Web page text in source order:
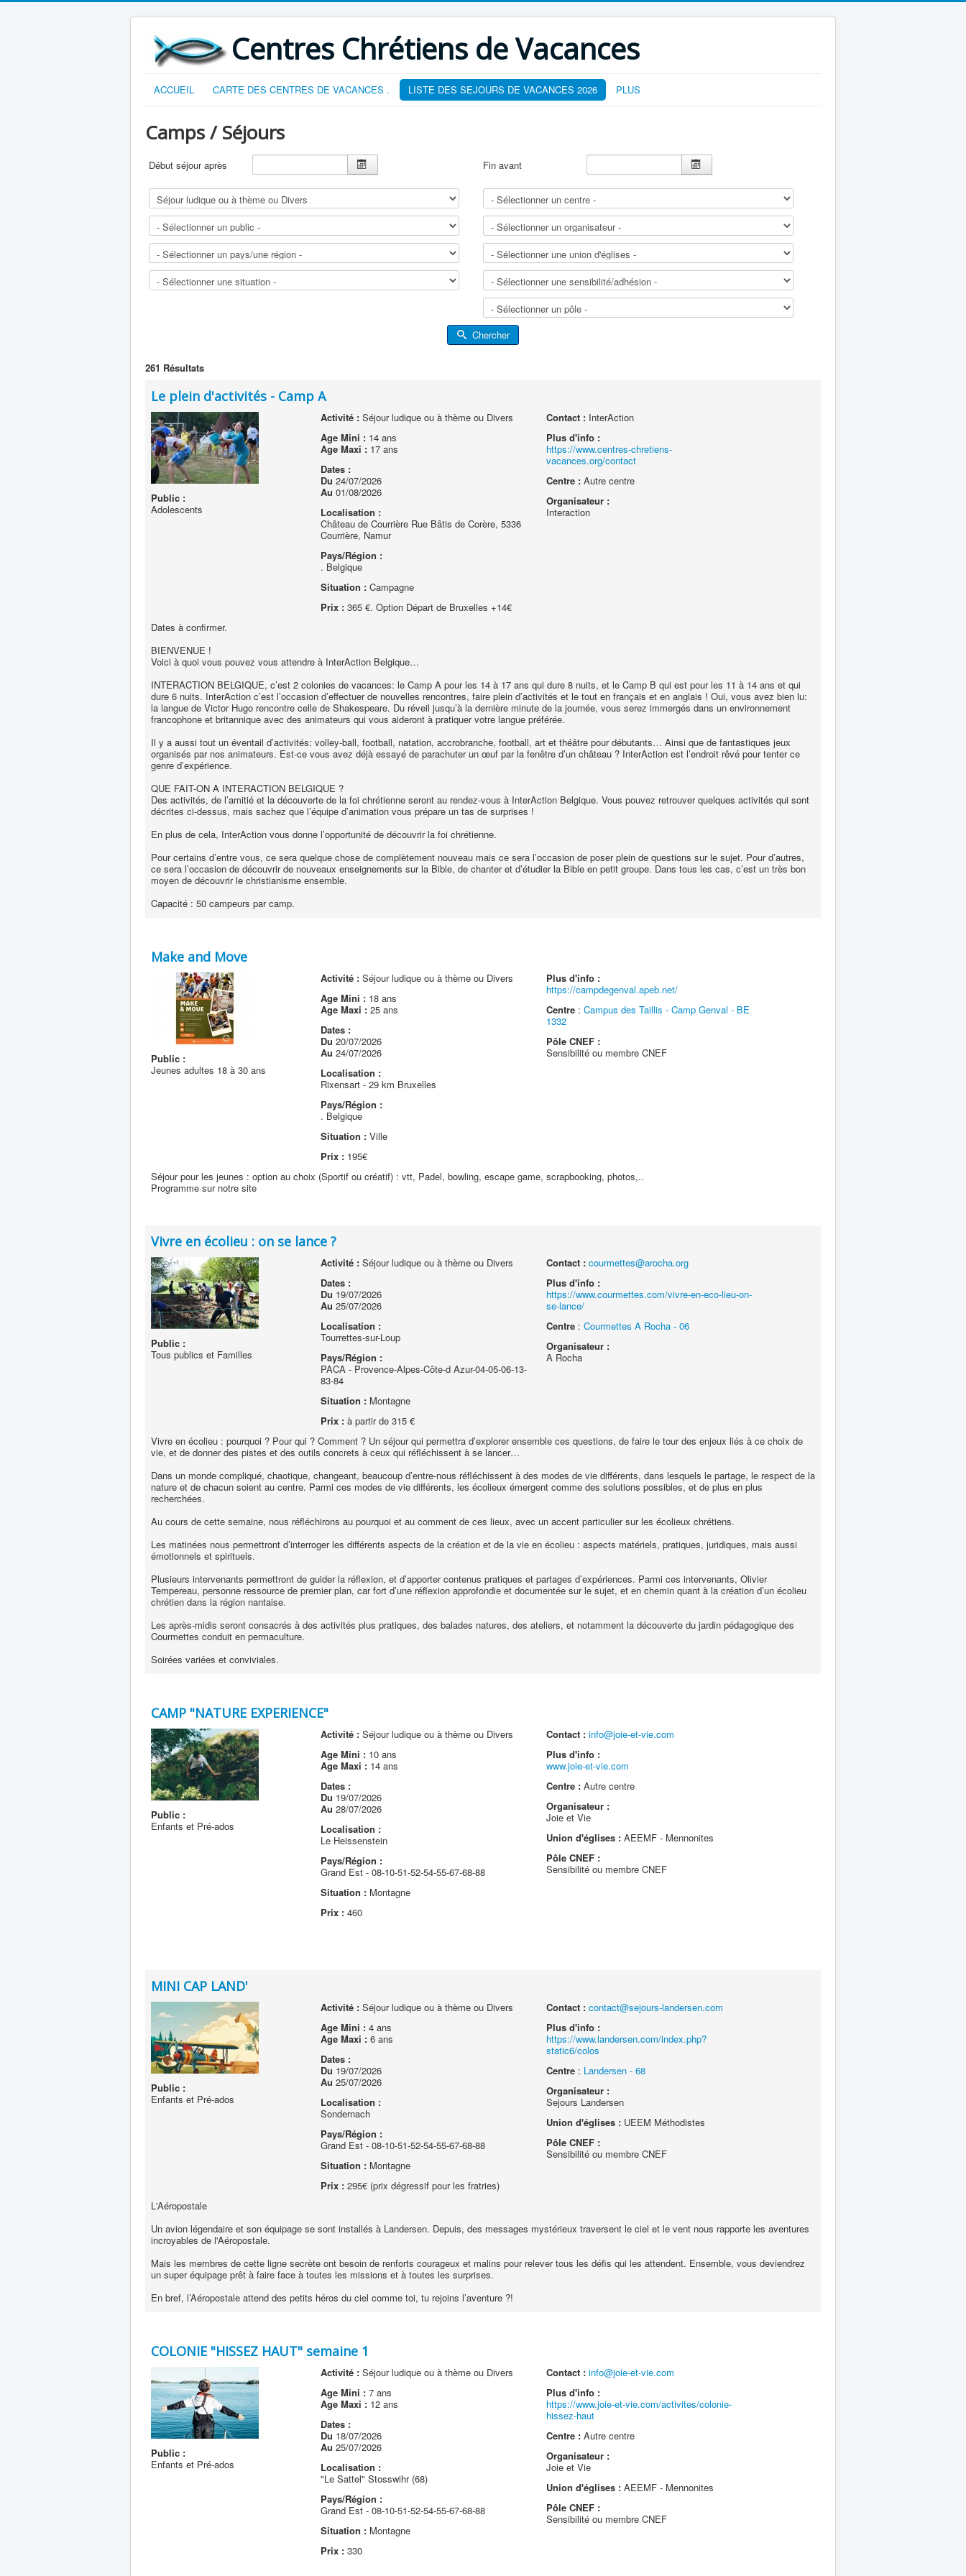
Centres Chrétiens de Vacances
ACCUEIL CARTE DES CENTRES DE VACANCES . LISTE DES SEJOURS DE VACANCES 2026 PLUS
Camps / Séjours
Début séjour après Fin avant
Chercher
261 Résultats
Le plein d'activités - Camp A
Public :
Adolescents
Activité :Séjour ludique ou à thème ou Divers
Age Mini :14 ans
Age Maxi :17 ans
Dates :
Du 24/07/2026
Au 01/08/2026
Localisation :
Château de Courrière Rue Bâtis de Corère, 5336
Courrière, Namur
Pays/Région :
. Belgique
Situation :Campagne
Prix :365 €. Option Départ de Bruxelles +14€
Contact : InterAction
Plus d'info :
https://www.centres-chretiens-
vacances.org/contact
Centre : Autre centre
Organisateur :
Interaction
Dates à confirmer.
BIENVENUE !
Voici à quoi vous pouvez vous attendre à InterAction Belgique…
INTERACTION BELGIQUE, c’est 2 colonies de vacances: le Camp A pour les 14 à 17 ans qui dure 8 nuits, et le Camp B qui est pour les 11 à 14 ans et qui
dure 6 nuits. InterAction c’est l’occasion d’effectuer de nouvelles rencontres, faire plein d’activités et le tout en français et en anglais ! Oui, vous avez bien lu:
la langue de Victor Hugo rencontre celle de Shakespeare. Du réveil jusqu’à la dernière minute de la journée, vous serez immergés dans un environnement
francophone et britannique avec des animateurs qui vous aideront à pratiquer votre langue préférée.
Il y a aussi tout un éventail d’activités: volley-ball, football, natation, accrobranche, football, art et théâtre pour débutants… Ainsi que de fantastiques jeux
organisés par nos animateurs. Est-ce vous avez déjà essayé de parachuter un œuf par la fenêtre d’un château ? InterAction est l’endroit rêvé pour tenter ce
genre d’expérience.
QUE FAIT-ON A INTERACTION BELGIQUE ?
Des activités, de l’amitié et la découverte de la foi chrétienne seront au rendez-vous à InterAction Belgique. Vous pouvez retrouver quelques activités qui sont
décrites ci-dessus, mais sachez que l’équipe d’animation vous prépare un tas de surprises !
En plus de cela, InterAction vous donne l’opportunité de découvrir la foi chrétienne.
Pour certains d’entre vous, ce sera quelque chose de complètement nouveau mais ce sera l’occasion de poser plein de questions sur le sujet. Pour d’autres,
ce sera l’occasion de découvrir de nouveaux enseignements sur la Bible, de chanter et d’étudier la Bible en petit groupe. Dans tous les cas, c’est un très bon
moyen de découvrir le christianisme ensemble.
Capacité : 50 campeurs par camp.
Make and Move
Public :
Jeunes adultes 18 à 30 ans
Activité :Séjour ludique ou à thème ou Divers
Age Mini :18 ans
Age Maxi :25 ans
Dates :
Du 20/07/2026
Au 24/07/2026
Localisation :
Rixensart - 29 km Bruxelles
Pays/Région :
. Belgique
Situation :Ville
Prix :195€
Plus d'info :
https://campdegenval.apeb.net/
Centre :Campus des Taillis - Camp Genval - BE
1332
Pôle CNEF :
Sensibilité ou membre CNEF
Séjour pour les jeunes : option au choix (Sportif ou créatif) : vtt, Padel, bowling, escape game, scrapbooking, photos,..
Programme sur notre site
Vivre en écolieu : on se lance ?
Public :
Tous publics et Familles
Activité :Séjour ludique ou à thème ou Divers
Dates :
Du 19/07/2026
Au 25/07/2026
Localisation :
Tourrettes-sur-Loup
Pays/Région :
PACA - Provence-Alpes-Côte-d Azur-04-05-06-13-
83-84
Situation :Montagne
Prix :à partir de 315 €
Contact : courmettes@arocha.org
Plus d'info :
https://www.courmettes.com/vivre-en-eco-lieu-on-
se-lance/
Centre :Courmettes A Rocha - 06
Organisateur :
A Rocha
Vivre en écolieu : pourquoi ? Pour qui ? Comment ? Un séjour qui permettra d’explorer ensemble ces questions, de faire le tour des enjeux liés à ce choix de
vie, et de donner des pistes et des outils concrets à ceux qui réfléchissent à se lancer…
Dans un monde compliqué, chaotique, changeant, beaucoup d’entre-nous réfléchissent à des modes de vie différents, dans lesquels le partage, le respect de la
nature et de chacun soient au centre. Parmi ces modes de vie différents, les écolieux émergent comme des solutions possibles, et de plus en plus
recherchées.
Au cours de cette semaine, nous réfléchirons au pourquoi et au comment de ces lieux, avec un accent particulier sur les écolieux chrétiens.
Les matinées nous permettront d’interroger les différents aspects de la création et de la vie en écolieu : aspects matériels, pratiques, juridiques, mais aussi
émotionnels et spirituels.
Plusieurs intervenants permettront de guider la réflexion, et d’apporter contenus pratiques et partages d’expériences. Parmi ces intervenants, Olivier
Tempereau, personne ressource de premier plan, car fort d’une réflexion approfondie et documentée sur le sujet, et en chemin quant à la création d’un écolieu
chrétien dans la région nantaise.
Les après-midis seront consacrés à des activités plus pratiques, des balades natures, des ateliers, et notamment la découverte du jardin pédagogique des
Courmettes conduit en permaculture.
Soirées variées et conviviales.
CAMP "NATURE EXPERIENCE"
Public :
Enfants et Pré-ados
Activité :Séjour ludique ou à thème ou Divers
Age Mini :10 ans
Age Maxi :14 ans
Dates :
Du 19/07/2026
Au 28/07/2026
Localisation :
Le Heissenstein
Pays/Région :
Grand Est - 08-10-51-52-54-55-67-68-88
Situation :Montagne
Prix :460
Contact : info@joie-et-vie.com
Plus d'info :
www.joie-et-vie.com
Centre : Autre centre
Organisateur :
Joie et Vie
Union d'églises : AEEMF - Mennonites
Pôle CNEF :
Sensibilité ou membre CNEF
MINI CAP LAND'
Public :
Enfants et Pré-ados
Activité :Séjour ludique ou à thème ou Divers
Age Mini :4 ans
Age Maxi :6 ans
Dates :
Du 19/07/2026
Au 25/07/2026
Localisation :
Sondernach
Pays/Région :
Grand Est - 08-10-51-52-54-55-67-68-88
Situation :Montagne
Prix :295€ (prix dégressif pour les fratries)
Contact : contact@sejours-landersen.com
Plus d'info :
https://www.landersen.com/index.php?
static6/colos
Centre : Landersen - 68
Organisateur :
Sejours Landersen
Union d'églises : UEEM Méthodistes
Pôle CNEF :
Sensibilité ou membre CNEF
L'Aéropostale
Un avion légendaire et son équipage se sont installés à Landersen. Depuis, des messages mystérieux traversent le ciel et le vent nous rapporte les aventures
incroyables de l'Aéropostale.
Mais les membres de cette ligne secrète ont besoin de renforts courageux et malins pour relever tous les défis qui les attendent. Ensemble, vous deviendrez
un super équipage prêt à faire face à toutes les missions et à toutes les surprises.
En bref, l’Aéropostale attend des petits héros du ciel comme toi, tu rejoins l’aventure ?!
COLONIE "HISSEZ HAUT" semaine 1
Public :
Enfants et Pré-ados
Activité :Séjour ludique ou à thème ou Divers
Age Mini :7 ans
Age Maxi :12 ans
Dates :
Du 18/07/2026
Au 25/07/2026
Localisation :
"Le Sattel" Stosswihr (68)
Pays/Région :
Grand Est - 08-10-51-52-54-55-67-68-88
Situation :Montagne
Prix :330
Contact : info@joie-et-vie.com
Plus d'info :
https://www.joie-et-vie.com/activites/colonie-
hissez-haut
Centre : Autre centre
Organisateur :
Joie et Vie
Union d'églises : AEEMF - Mennonites
Pôle CNEF :
Sensibilité ou membre CNEF